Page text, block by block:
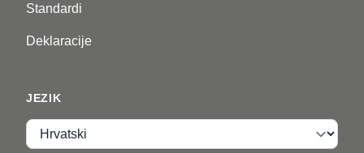
Standardi
Deklaracije
JEZIK
Jezik